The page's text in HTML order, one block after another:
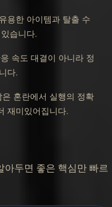
용한 아이템과 탈출 수
습니다.
속도 대결이 아니라 정
다.
혼란에서 실행의 정확
재미있어집니다.
아두면 좋은 핵심만 빠르